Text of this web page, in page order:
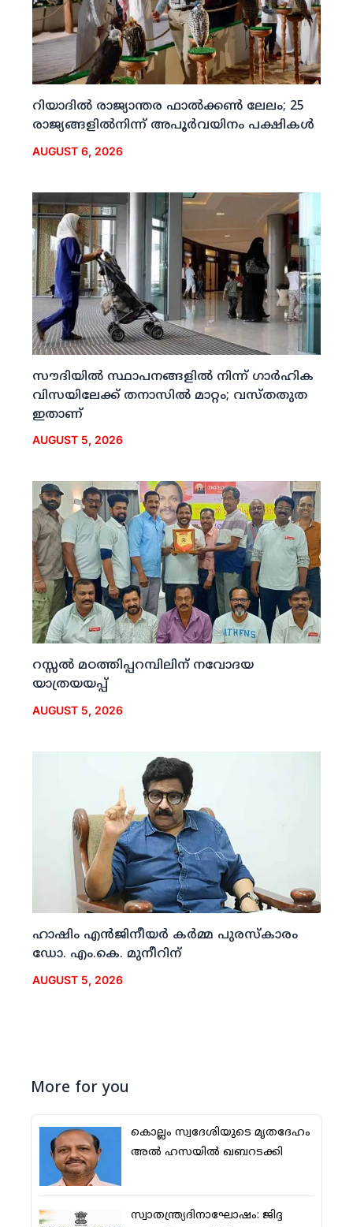
റിയാദില്‍ രാജ്യാന്തര ഫാല്‍ക്കണ്‍ ലേലം; 25
രാജ്യങ്ങളില്‍നിന്ന് അപൂര്‍വയിനം പക്ഷികള്‍
AUGUST 6, 2026
സൗദിയില്‍ സ്ഥാപനങ്ങളില്‍ നിന്ന് ഗാര്‍ഹിക
വിസയിലേക്ക് തനാസില്‍ മാറ്റം; വസ്തതുത
ഇതാണ്
AUGUST 5, 2026
റസ്സല്‍ മഠത്തിപ്പറമ്പിലിന് നവോദയ
യാത്രയയപ്പ്
AUGUST 5, 2026
ഹാഷിം എന്‍ജിനീയര്‍ കര്‍മ്മ പുരസ്‌കാരം
ഡോ. എം.കെ. മുനീറിന്
AUGUST 5, 2026
More for you
കൊല്ലം സ്വദേശിയുടെ മൃതദേഹം
അല്‍ ഹസയില്‍ ഖബറടക്കി
സ്വാതന്ത്ര്യദിനാഘോഷം: ജിദ്ദ